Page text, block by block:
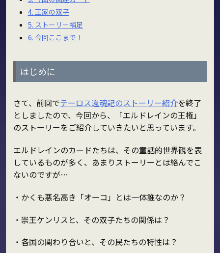
4. 王家の双子
5. ストーリー補足
6. 今回ここまで！
はじめに
さて、前回でテーロス還魂記のストーリー紹介を終了
としましたので、今回から、「エルドレインの王権」
のストーリーをご紹介していきたいと思っています。
エルドレインのカードたちは、その童話的世界観を表
しているものが多く、あまりストーリーとは絡んでこ
ないのですが…
・かくも悪名高き「オーコ」とは一体誰なのか？
・崇王ケンリスと、その双子たちの関係は？
・各国の関わり合いと、その民たちの特性は？